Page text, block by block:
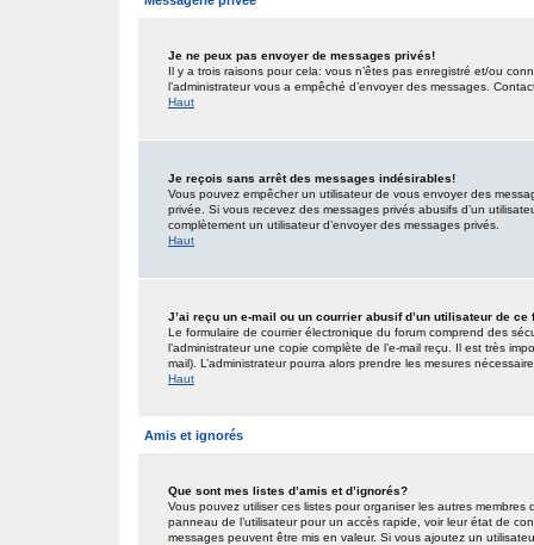
Je ne peux pas envoyer de messages privés!
Il y a trois raisons pour cela: vous n’êtes pas enregistré et/ou
l’administrateur vous a empêché d’envoyer des messages.
Haut
Je reçois sans arrêt des messages indésirables!
Vous pouvez empêcher un utilisateur de vous envoyer des
privée. Si vous recevez des messages privés abusifs d’un
complètement un utilisateur d’envoyer des messages privés.
Haut
J’ai reçu un e-mail ou un courrier abusif d’un utilisateur de ce
Le formulaire de courrier électronique du forum comprend des
l’administrateur une copie complète de l’e-mail reçu. Il est très
mail). L’administrateur pourra alors prendre les mesures
Haut
Amis et ignorés
Que sont mes listes d’amis et d’ignorés?
Vous pouvez utiliser ces listes pour organiser les autres
panneau de l’utilisateur pour un accès rapide, voir leur état de
messages peuvent être mis en valeur. Si vous ajoutez un